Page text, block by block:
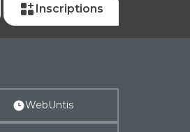
Inscriptions
WebUntis